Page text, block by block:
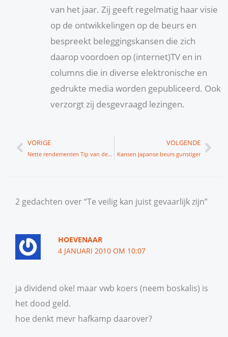
van het jaar. Zij geeft regelmatig haar visie
op de ontwikkelingen op de beurs en
bespreekt beleggingskansen die zich
daarop voordoen op (internet)TV en in
columns die in diverse elektronische en
gedrukte media worden gepubliceerd. Ook
verzorgt zij desgevraagd lezingen.
Vorige
VORIGE
Nette rendementen Tip van de week
VOLGENDE
Kansen Japanse beurs gunstiger
2 gedachten over “Te veilig kan juist gevaarlijk zijn”
HOEVENAAR
4 JANUARI 2010 OM 10:07
ja dividend oke! maar vwb koers (neem boskalis) is
het dood geld.
hoe denkt mevr hafkamp daarover?